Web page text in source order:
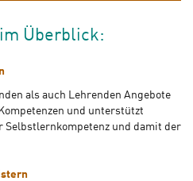
Überblick:
als auch Lehrenden Angebote
und unterstützt
Selbstlernkompetenz und damit der